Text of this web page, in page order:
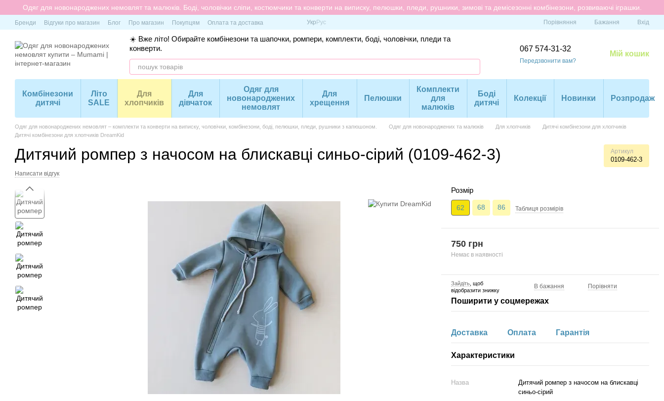
Перейти до основного контенту
Одяг для новонароджених немовлят та малюків. Боді, чоловічки сліпи, костюмчики та конверти на виписку, пелюшки, пледи, рушники, зимові та демісезонні комбінезони, розвиваючі іграшки.
Бренди Відгуки про магазин Блог Про магазин Покупцям Оплата та доставка Укр Рус Порівняння Бажання Вхід
☀️ Вже літо! Обирайте комбінезони та шапочки, ромпери, комплекти, боді, чоловічки, пледи та
конверти.
067 574-31-32
Передзвонити вам?
Мій кошик
Комбінезони
дитячі
Літо
SALE
Для
хлопчиків
Для
дівчаток
Одяг для
новонароджених
немовлят
Для
хрещення
Пелюшки
Комплекти
для
малюків
Боді
дитячі
Колекції Новинки Розпродаж
Одяг для новонароджених немовлят – комплекти та конверти на виписку, чоловічки, комбінезони, боді, пелюшки, пледи, рушники з капюшоном. Одяг для новонароджених та малюків Для хлопчиків
Дитячі комбінезони для хлопчиків
Дитячі комбінезони для хлопчиків DreamKid
Дитячий ромпер з начосом на блискавці синьо-сірий (0109-462-3) Артикул
0109-462-3
Написати відгук
Розмір
62 68 86 Таблиця розмiрiв
750 грн
Немає в наявності
Зайдіть , щоб
відобразити знижку
В бажання Порівняти
Поширити у соцмережах
Доставка Оплата Гарантія
Характеристики
Назва
Дитячий ромпер з начосом на блискавці
синьо-сірий